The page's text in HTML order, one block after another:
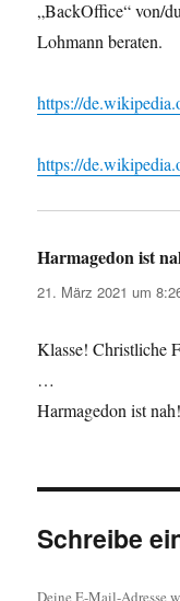
„BackOffice“ von/
Lohmann beraten.
https://
https://
Harmagedon ist
21. März 2021 um
Klasse! Christliche
…
Harmagedon ist
Schreibe
Deine E-Mail-Adresse